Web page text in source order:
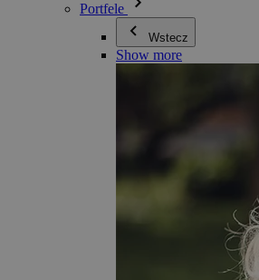
Portfele
Wstecz
Show more